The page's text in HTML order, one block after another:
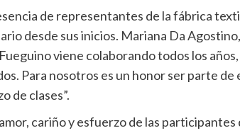
de representantes de la fábrica
desde sus inicios. Mariana Da
viene colaborando todos los
Para nosotros es un honor ser parte
de clases”.
cariño y esfuerzo de las